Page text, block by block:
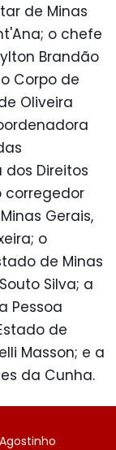
de Minas
o chefe
Brandão
Corpo de
Oliveira
Direitos
corregedor
Gerais,
o
de Minas
Silva; a
Pessoa
de
Masson; e a
da Cunha.